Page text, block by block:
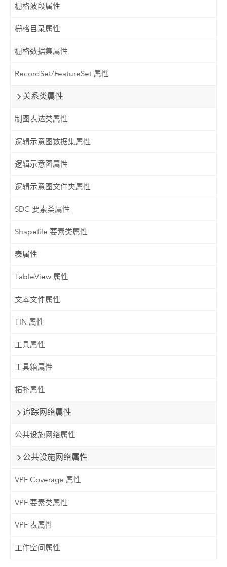
栅格波段属性
栅格目录属性
栅格数据集属性
RecordSet/FeatureSet 属性
关系类属性
制图表达类属性
逻辑示意图数据集属性
逻辑示意图属性
逻辑示意图文件夹属性
SDC 要素类属性
Shapefile 要素类属性
表属性
TableView 属性
文本文件属性
TIN 属性
工具属性
工具箱属性
拓扑属性
追踪网络属性
公共设施网络属性
公共设施网络属性
VPF Coverage 属性
VPF 要素类属性
VPF 表属性
工作空间属性